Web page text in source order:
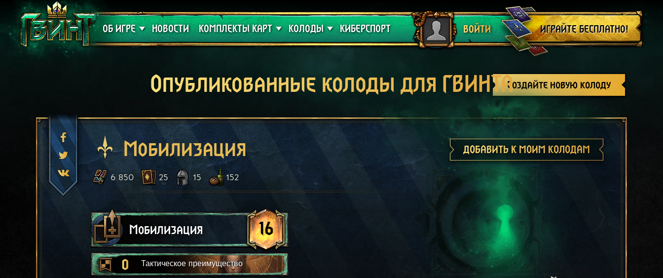
ОБ ИГРЕ
Поддержка
НОВОСТИ КОМПЛЕКТЫ КАРТ
Алое проклятие
КОЛОДЫ
Гайды
КИБЕРСПОРТ ВОЙТИ
Выйти
ИГРАЙТЕ БЕСПЛАТНО!
Создайте новую колоду
Опубликованные колоды для ГВИНТА
Мобилизация ДОБАВИТЬ К МОИМ КОЛОДАМ
6 850 25 15 152
Мобилизация 16
0 Тактическое преимущество